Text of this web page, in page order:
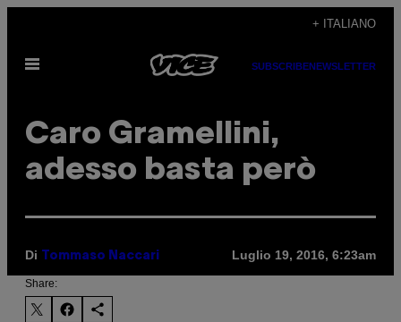
contenuto
+ ITALIANO
Apri
SUBSCRIBENEWSLETTER
Caro Gramellini,
adesso basta però
Di Tommaso Naccari Luglio 19, 2016, 6:23am
Share: